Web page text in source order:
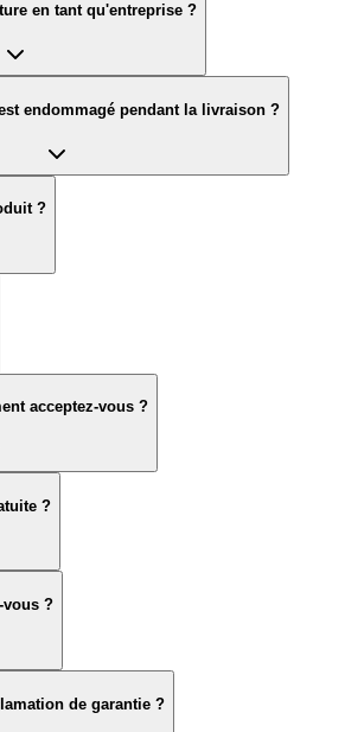
en tant qu'entreprise ?
endommagé pendant la livraison ?
?
acceptez-vous ?
?
vous ?
de garantie ?